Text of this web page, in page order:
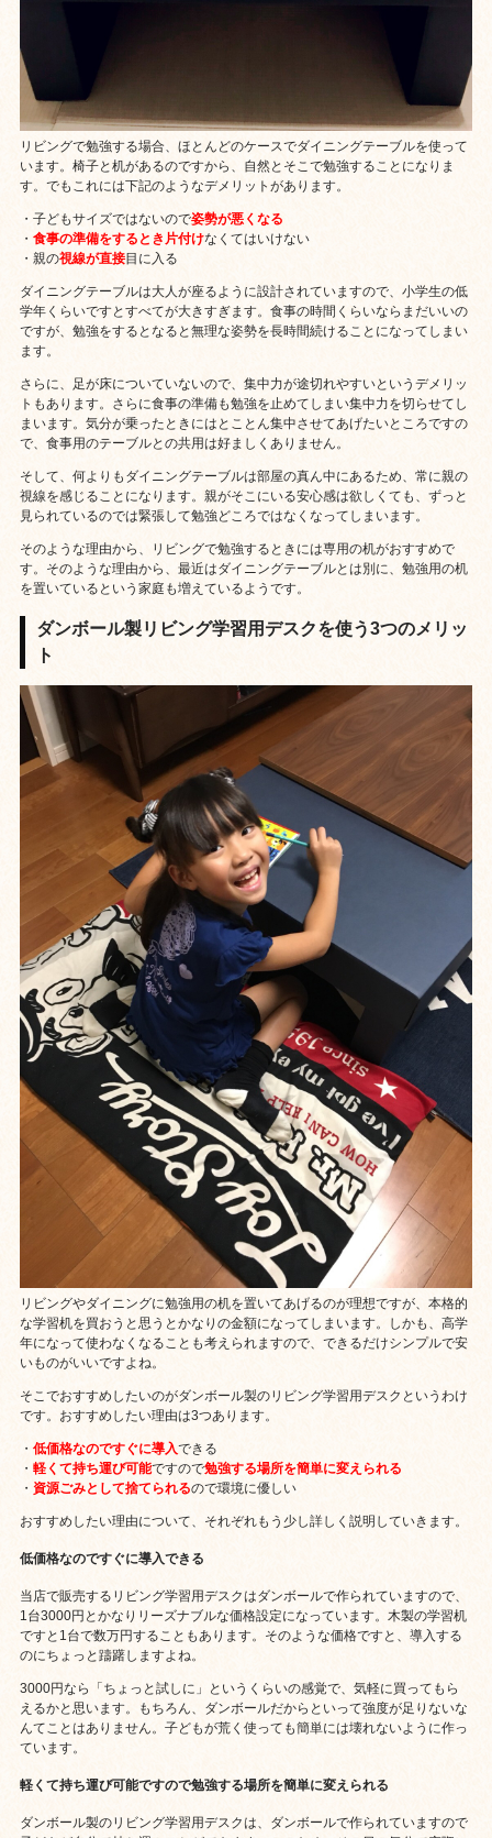
リビングで勉強する場合、ほとんどのケースでダイニングテーブルを使って
います。椅子と机があるのですから、自然とそこで勉強することになりま
す。でもこれには下記のようなデメリットがあります。
・子どもサイズではないので姿勢が悪くなる
・食事の準備をするとき片付けなくてはいけない
・親の視線が直接目に入る
ダイニングテーブルは大人が座るように設計されていますので、小学生の低
学年くらいですとすべてが大きすぎます。食事の時間くらいならまだいいの
ですが、勉強をするとなると無理な姿勢を長時間続けることになってしまい
ます。
さらに、足が床についていないので、集中力が途切れやすいというデメリッ
トもあります。さらに食事の準備も勉強を止めてしまい集中力を切らせてし
まいます。気分が乗ったときにはとことん集中させてあげたいところですの
で、食事用のテーブルとの共用は好ましくありません。
そして、何よりもダイニングテーブルは部屋の真ん中にあるため、常に親の
視線を感じることになります。親がそこにいる安心感は欲しくても、ずっと
見られているのでは緊張して勉強どころではなくなってしまいます。
そのような理由から、リビングで勉強するときには専用の机がおすすめで
す。そのような理由から、最近はダイニングテーブルとは別に、勉強用の机
を置いているという家庭も増えているようです。
ダンボール製リビング学習用デスクを使う3つのメリッ
ト
リビングやダイニングに勉強用の机を置いてあげるのが理想ですが、本格的
な学習机を買おうと思うとかなりの金額になってしまいます。しかも、高学
年になって使わなくなることも考えられますので、できるだけシンプルで安
いものがいいですよね。
そこでおすすめしたいのがダンボール製のリビング学習用デスクというわけ
です。おすすめしたい理由は3つあります。
・低価格なのですぐに導入できる
・軽くて持ち運び可能ですので勉強する場所を簡単に変えられる
・資源ごみとして捨てられるので環境に優しい
おすすめしたい理由について、それぞれもう少し詳しく説明していきます。
低価格なのですぐに導入できる
当店で販売するリビング学習用デスクはダンボールで作られていますので、
1台3000円とかなりリーズナブルな価格設定になっています。木製の学習机
ですと1台で数万円することもあります。そのような価格ですと、導入する
のにちょっと躊躇しますよね。
3000円なら「ちょっと試しに」というくらいの感覚で、気軽に買ってもら
えるかと思います。もちろん、ダンボールだからといって強度が足りないな
んてことはありません。子どもが荒く使っても簡単には壊れないように作っ
ています。
軽くて持ち運び可能ですので勉強する場所を簡単に変えられる
ダンボール製のリビング学習用デスクは、ダンボールで作られていますので